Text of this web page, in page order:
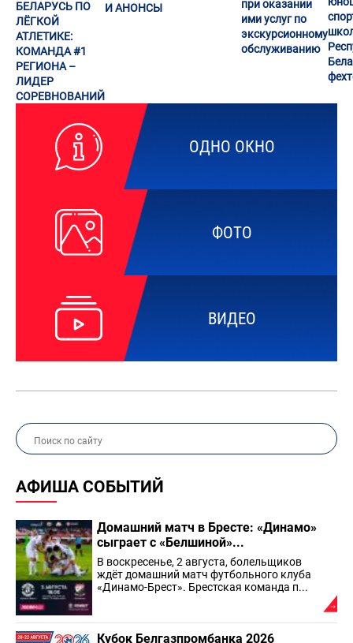
ОДНО ОКНО
ФОТО
ВИДЕО
АФИША СОБЫТИЙ
Домашний матч в Бресте: «Динамо»
сыграет с «Белшиной»...
В воскресенье, 2 августа, болельщиков
ждёт домашний матч футбольного клуба
«Динамо-Брест». Брестская команда п...
Кубок Белгазпромбанка 2026
БЕЛАРУСЬ ПО
ЛЁГКОЙ
АТЛЕТИКЕ:
КОМАНДА #1
РЕГИОНА –
ЛИДЕР
СОРЕВНОВАНИЙ
И АНОНСЫ
при оказании
ими услуг по
экскурсионному
обслуживанию